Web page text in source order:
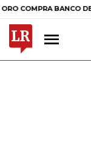
BANCO DE LA